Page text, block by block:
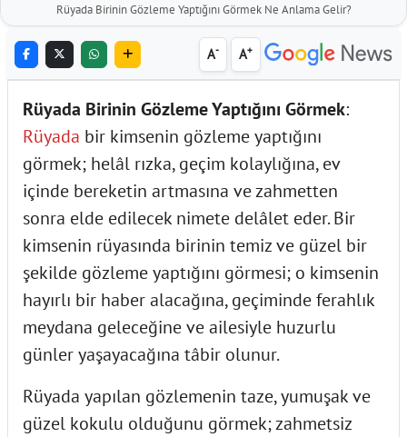
Rüyada Birinin Gözleme Yaptığını Görmek Ne Anlama Gelir?
A- A+
Rüyada Birinin Gözleme Yaptığını Görmek:
Rüyada bir kimsenin gözleme yaptığını
görmek; helâl rızka, geçim kolaylığına, ev
içinde bereketin artmasına ve zahmetten
sonra elde edilecek nimete delâlet eder. Bir
kimsenin rüyasında birinin temiz ve güzel bir
şekilde gözleme yaptığını görmesi; o kimsenin
hayırlı bir haber alacağına, geçiminde ferahlık
meydana geleceğine ve ailesiyle huzurlu
günler yaşayacağına tâbir olunur.
Rüyada yapılan gözlemenin taze, yumuşak ve
güzel kokulu olduğunu görmek; zahmetsiz